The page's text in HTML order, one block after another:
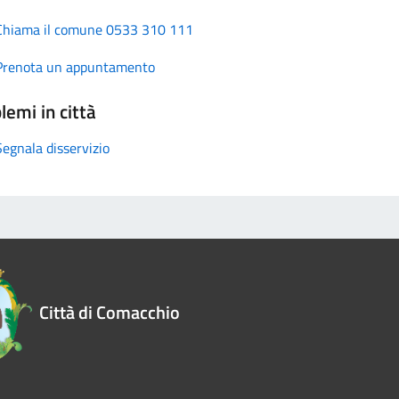
il comune 0533 310 111
un appuntamento
in città
disservizio
Città di Comacchio